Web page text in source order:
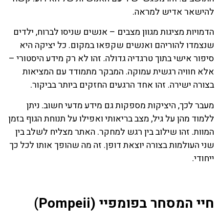
להישאר אדיש למראה.
הדמויות מציגות מגוון מצבים – אנשים שניסו לברוח, ילדים
שנצמדו להוריהם ואנשים שקפאו במקום. כל יציקה היא
סיפור אישי בתוך טרגדיה גדולה. זהו לא רק מידע היסטורי –
אלא חוויה רגשית עמוקה. המבקר מתמודד עם המציאות
בצורה ישירה. זהו אחד הרגעים החזקים ביותר בביקור.
מעבר לכך, היציקות מספקות גם מידע מדעי חשוב. ניתן
ללמוד מהן על גיל, מצב בריאותי ואפילו על תנוחת הגוף בזמן
המוות. זהו שילוב בין רגש למחקר. האתר מצליח לשלב בין
שני העולמות בצורה יוצאת דופן. זה מה שהופך אותו לכל כך
ייחודי.
חיי המסחר בפומפיי (Pompeii)